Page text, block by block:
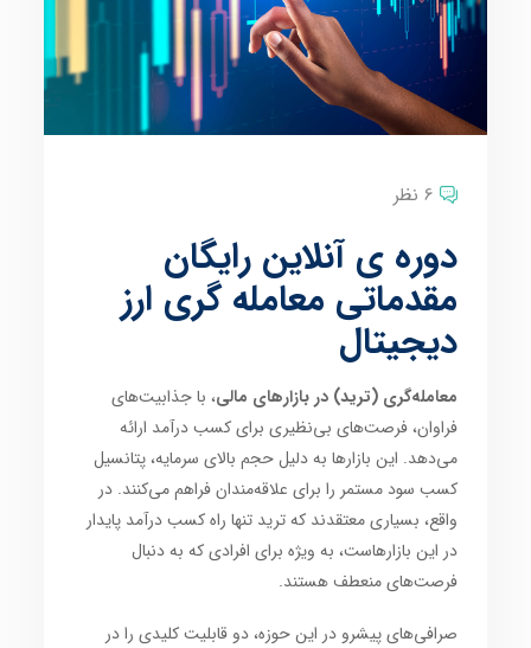
6 نظر
دوره ی آنلاین رایگان
مقدماتی معامله گری ارز
دیجیتال
معامله‌گری (ترید) در بازارهای مالی، با جذابیت‌های
فراوان، فرصت‌های بی‌نظیری برای کسب درآمد ارائه
می‌دهد. این بازارها به دلیل حجم بالای سرمایه، پتانسیل
کسب سود مستمر را برای علاقه‌مندان فراهم می‌کنند. در
واقع، بسیاری معتقدند که ترید تنها راه کسب درآمد پایدار
در این بازارهاست، به ویژه برای افرادی که به دنبال
فرصت‌های منعطف هستند.
صرافی‌های پیشرو در این حوزه، دو قابلیت کلیدی را در